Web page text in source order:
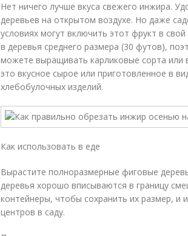
Нет ничего лучше вкуса свежего инжира.
деревьев на открытом воздухе. Но даже
условиях могут включить этот фрукт в
в деревья среднего размера (30 футов),
можете выращивать карликовые сорта
это вкусное сырое или приготовленное в
хлебобулочных изделий.
Как использовать в еде
Вырастите полноразмерные фиговые
деревья хорошо вписываются в границу
контейнеры, чтобы сохранить их размер, и
центров в саду.